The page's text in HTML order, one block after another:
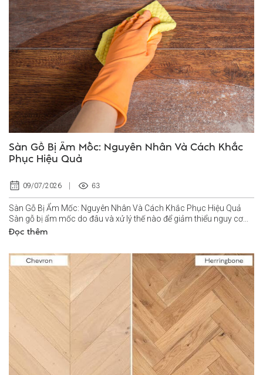
Sàn Gỗ Bị Ẩm Mốc: Nguyên Nhân Và Cách Khắc
Phục Hiệu Quả
09/07/2026 63
Sàn Gỗ Bị Ẩm Mốc: Nguyên Nhân Và Cách Khắc Phục Hiệu Quả
Sàn gỗ bị ẩm mốc do đâu và xử lý thế nào để giảm thiểu nguy cơ...
Đọc thêm